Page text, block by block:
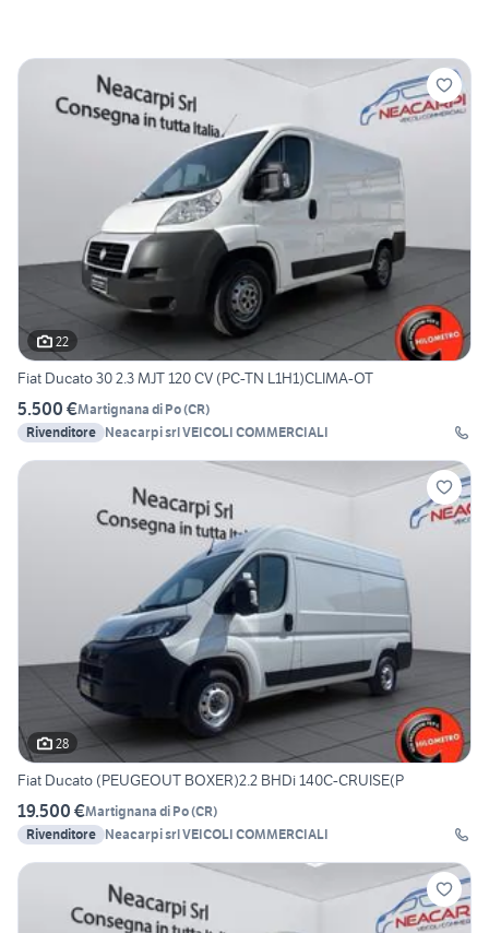
22
Fiat Ducato 30 2.3 MJT 120 CV (PC-TN L1H1)CLIMA-OT
5.500 €Martignana di Po(CR)
Rivenditore Neacarpi srl VEICOLI COMMERCIALI
28
Fiat Ducato (PEUGEOUT BOXER)2.2 BHDi 140C-CRUISE(P
19.500 €Martignana di Po(CR)
Rivenditore Neacarpi srl VEICOLI COMMERCIALI